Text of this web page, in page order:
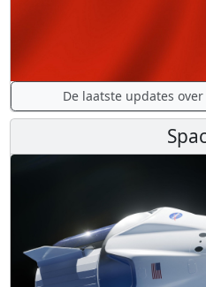
De laatste updates